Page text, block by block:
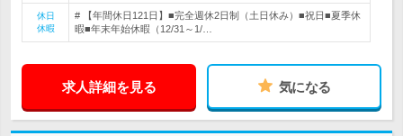
休日
休暇
# 【年間休日121日】■完全週休2日制（土日休み）■祝日■夏季休
暇■年末年始休暇（12/31～1/…
求人詳細を見る 気になる